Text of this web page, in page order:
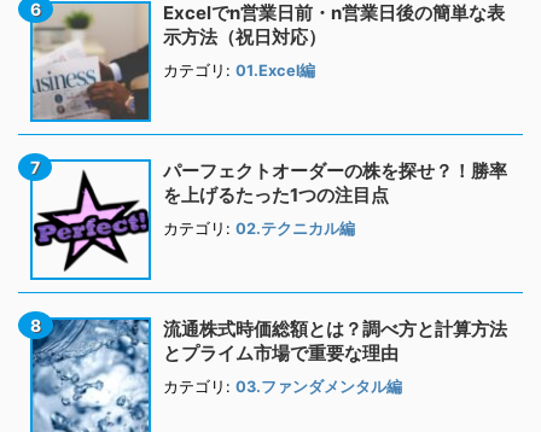
Excelでn営業日前・n営業日後の簡単な表
示方法（祝日対応）
カテゴリ: 01.Excel編
パーフェクトオーダーの株を探せ？！勝率
を上げるたった1つの注目点
カテゴリ: 02.テクニカル編
流通株式時価総額とは？調べ方と計算方法
とプライム市場で重要な理由
カテゴリ: 03.ファンダメンタル編